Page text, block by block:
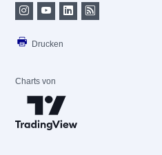
Drucken
Charts von